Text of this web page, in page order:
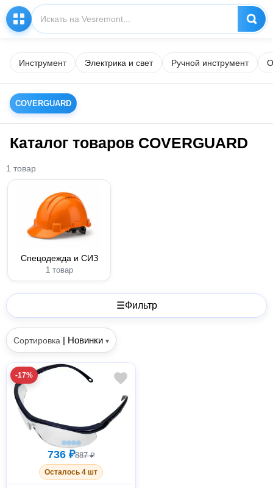
Инструмент Электрика и свет Ручной инструмент
COVERGUARD
Каталог товаров COVERGUARD
1 товар
Спецодежда и СИЗ
1 товар
☰Фильтр
Сортировка | Новинки ▾
-17%
736 ₽887 ₽
Осталось 4 шт